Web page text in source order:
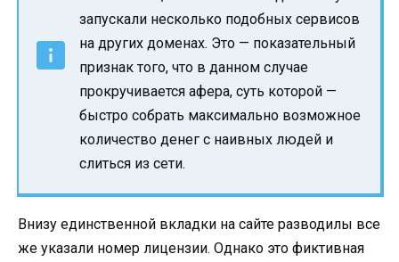
запускали несколько подобных сервисов
на других доменах. Это — показательный
признак того, что в данном случае
прокручивается афера, суть которой —
быстро собрать максимально возможное
количество денег с наивных людей и
слиться из сети.
Внизу единственной вкладки на сайте разводилы все
же указали номер лицензии. Однако это фиктивная